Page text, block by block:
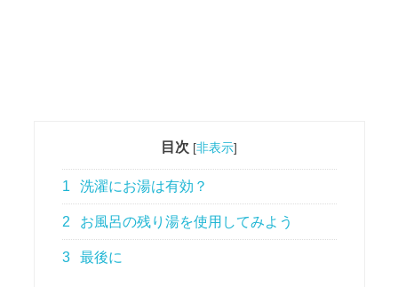
目次 [非表示]
1 洗濯にお湯は有効？
2 お風呂の残り湯を使用してみよう
3 最後に